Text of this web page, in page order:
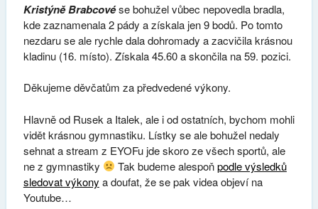
Kristýně Brabcovése bohužel vůbec nepovedla bradla,
kde zaznamenala 2 pády a získala jen 9 bodů. Po tomto
nezdaru se ale rychle dala dohromady a zacvičila krásnou
kladinu (16. místo). Získala 45.60 a skončila na 59. pozici.
Děkujeme děvčatům za předvedené výkony.
Hlavně od Rusek a Italek, ale i od ostatních, bychom mohli
vidět krásnou gymnastiku. Lístky se ale bohužel nedaly
sehnat a stream z EYOFu jde skoro ze všech sportů, ale
ne z gymnastiky
Tak budeme alespoňpodle výsledků
sledovat výkony a doufat, že se pak videa objeví na
Youtube…